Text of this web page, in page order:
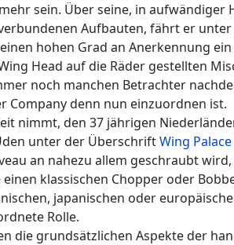
sein. Über seine, in
Aufbauten, fährt er
hohen Grad an Anerkennung
Head auf die Räder gestellten
noch manchen Betrachter
Company denn nun einzuordnen ist.
nimmt, den 37 jährigen
unter der ÜberschriftWing Palace
an nahezu allem geschraubt
klassischen Chopper oder
japanischen oder
Rolle.
die grundsätzlichen Aspekte der